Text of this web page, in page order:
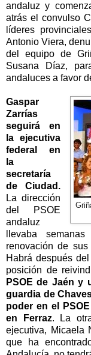
andaluz y
atrás el convulso
líderes
Antonio Viera,
del equipo de
Susana Díaz,
andaluces a favor
Gaspar
Zarrías
seguirá en
la ejecutiva
federal en
la
secretaría
de Ciudad.
La dirección
del PSOE
andaluz
llevaba
renovación de
Habrá después
posición de
PSOE de Jaén y
guardia de
poder en el
en Ferraz. La
ejecutiva, Micaela
que ha